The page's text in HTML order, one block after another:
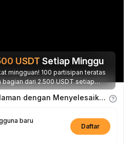
USDT Setiap Minggu
mingguan! 100 partisipan teratas
bagian dari 2.500 USDT setiap
minggunya.
Dapatkan Poin Pengalaman dengan Menyelesaikan Tugas
baru
Daftar